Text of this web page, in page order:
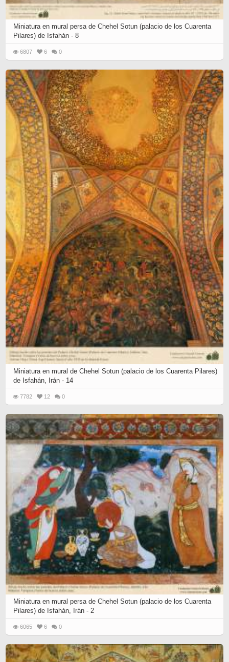
Miniatura en mural persa de Chehel Sotun (palacio de los Cuarenta
Pilares) de Isfahán - 8
6807 6 0
Miniatura en mural de Chehel Sotun (palacio de los Cuarenta Pilares)
de Isfahán, Irán - 14
7782 12 0
Miniatura en mural persa de Chehel Sotun (palacio de los Cuarenta
Pilares) de Isfahán, Irán - 2
6065 6 0